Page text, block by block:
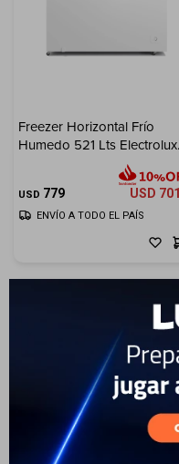
Freezer Horizontal Frío
Humedo 521 Lts Electrolux
USD 779 USD 701
ENVÍO A TODO EL PAÍS